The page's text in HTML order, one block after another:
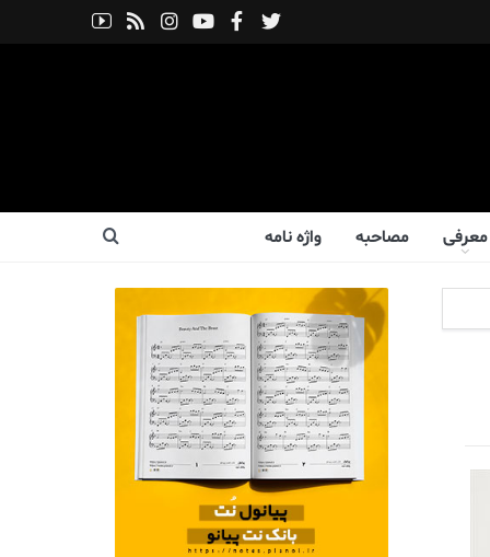
معرفی مصاحبه واژه نامه